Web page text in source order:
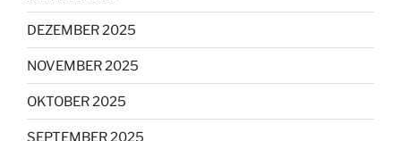
DEZEMBER 2025
NOVEMBER 2025
OKTOBER 2025
SEPTEMBER 2025